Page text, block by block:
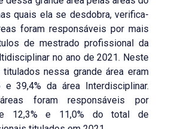
quais ela se desdobra, verifica-
foram responsáveis por mais
de mestrado profissional da
no ano de 2021. Neste
titulados nessa grande área eram
e 39,4% da área Interdisciplinar.
foram responsáveis por
12,3% e 11,0% do total de